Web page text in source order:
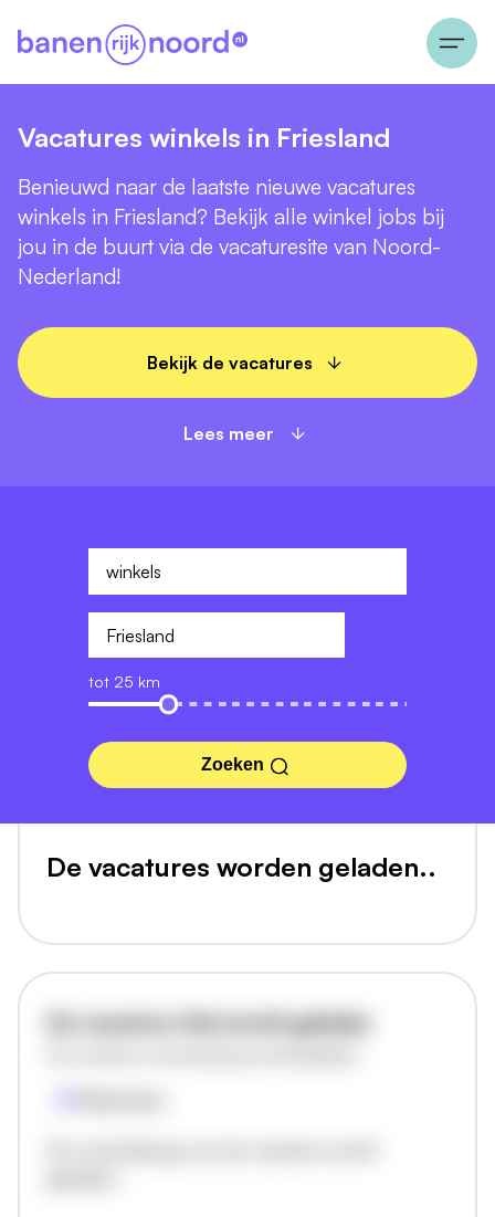
Vacatures winkels in Friesland
Benieuwd naar de laatste nieuwe vacatures
winkels in Friesland? Bekijk alle winkel jobs bij
jou in de buurt via de vacaturesite van Noord-
Nederland!
Bekijk de vacatures
Lees meer
tot 25 km
Zoeken
De vacatures worden geladen..
De vacature titel wordt geladen